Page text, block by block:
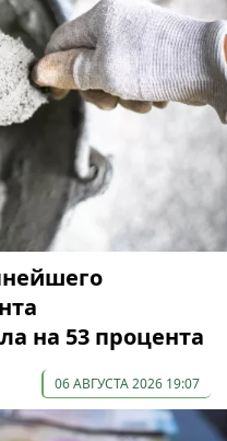
на 53 процента
06 АВГУСТА 2026 19:07